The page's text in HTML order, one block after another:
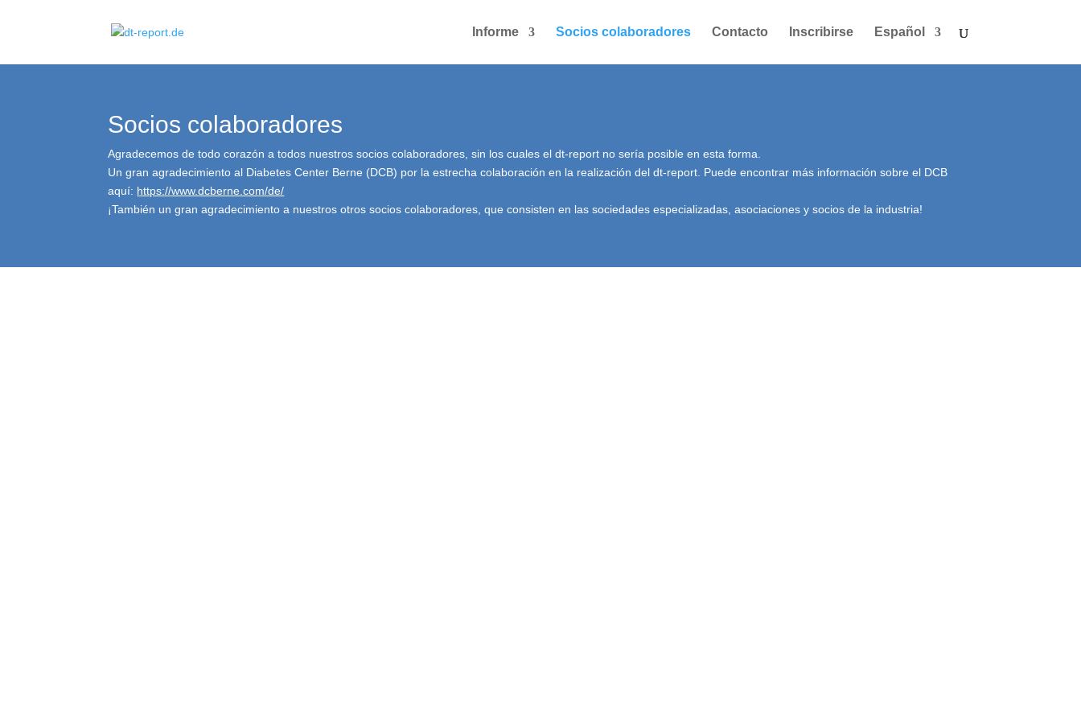
Informe Socios colaboradores Contacto Inscribirse Español
Socios colaboradores
Agradecemos de todo corazón a todos nuestros socios colaboradores, sin los cuales el dt-report no sería posible en esta forma.
Un gran agradecimiento al Diabetes Center Berne (DCB) por la estrecha colaboración en la realización del dt-report. Puede encontrar más información sobre el DCB
aquí: https://www.dcberne.com/de/
¡También un gran agradecimiento a nuestros otros socios colaboradores, que consisten en las sociedades especializadas, asociaciones y socios de la industria!